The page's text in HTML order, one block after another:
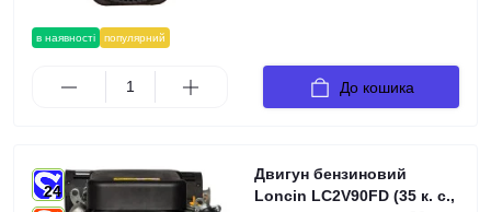
в наявності популярний
До кошика
24
Двигун бензиновий
Loncin LC2V90FD (35 к. с.,